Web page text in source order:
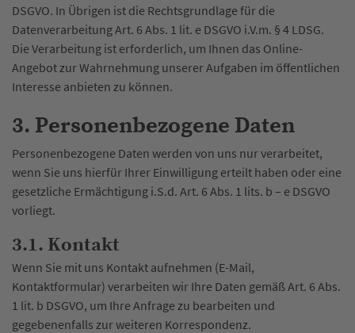
DSGVO. In Übrigen ist die Rechtsgrundlage für die
Datenverarbeitung Art. 6 Abs. 1 lit. e DSGVO i.V.m. § 4 LDSG.
Die Verarbeitung ist erforderlich, um Ihnen das Online-
Angebot zur Wahrnehmung unserer Aufgaben im öffentlichen
Interesse anbieten zu können.
3. Personenbezogene Daten
Personenbezogene Daten werden von uns nur verarbeitet,
wenn Sie uns hierfür Ihrer Einwilligung erteilt haben oder eine
gesetzliche Ermächtigung i.S.d. Art. 6 Abs. 1 lits. b – e DSGVO
vorliegt.
3.1. Kontakt
Wenn Sie mit uns Kontakt aufnehmen (E-Mail,
Kontaktformular) verarbeiten wir Ihre Daten gemäß Art. 6 Abs.
1 lit. b DSGVO, um Ihre Anfrage zu bearbeiten und
gegebenenfalls zur weiteren Korrespondenz.